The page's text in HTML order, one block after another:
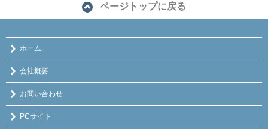
ページトップに戻る
ホーム
会社概要
お問い合わせ
PCサイト